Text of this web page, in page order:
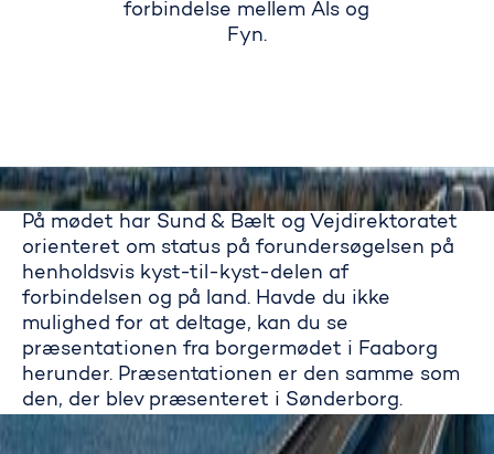
forbindelse mellem Als og
Fyn.
Sund & Bælt og Vejdirektoratet
På mødet har Sund & Bælt og Vejdirektoratet
orienteret om status på forundersøgelsen på
henholdsvis kyst-til-kyst-delen af
forbindelsen og på land. Havde du ikke
mulighed for at deltage, kan du se
præsentationen fra borgermødet i Faaborg
herunder. Præsentationen er den samme som
den, der blev præsenteret i Sønderborg.